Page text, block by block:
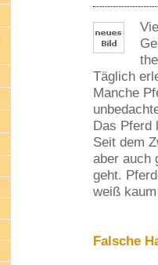
Täglich
Manche
Das Pferd
Seit dem
aber auch
geht.
weiß
Falsche